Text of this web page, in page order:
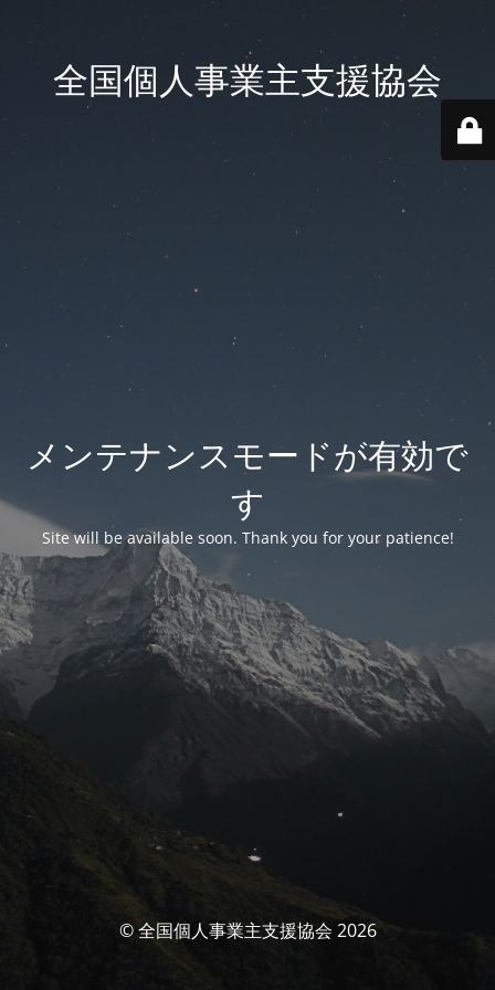
全国個人事業主支援協会
メンテナンスモードが有効で
す
Site will be available soon. Thank you for your patience!
© 全国個人事業主支援協会 2026